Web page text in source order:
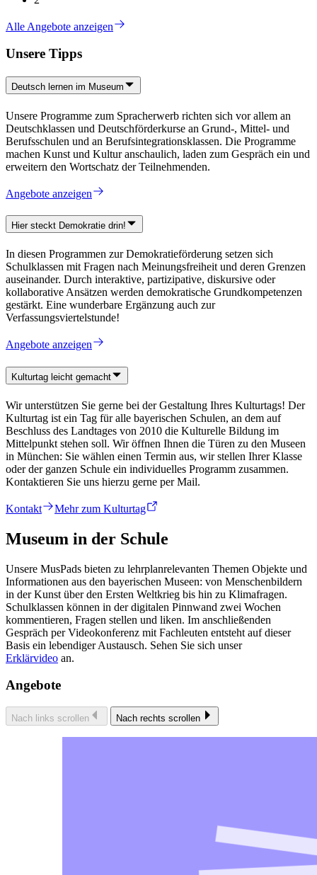
Alle Angebote anzeigen
Unsere Tipps
Deutsch lernen im Museum
Unsere Programme zum Spracherwerb richten sich vor allem an
Deutschklassen und Deutschförderkurse an Grund-, Mittel- und
Berufsschulen und an Berufsintegrationsklassen. Die Programme
machen Kunst und Kultur anschaulich, laden zum Gespräch ein und
erweitern den Wortschatz der Teilnehmenden.
Angebote anzeigen
Hier steckt Demokratie drin!
In diesen Programmen zur Demokratieförderung setzen sich
Schulklassen mit Fragen nach Meinungsfreiheit und deren Grenzen
auseinander. Durch interaktive, partizipative, diskursive oder
kollaborative Ansätzen werden demokratische Grundkompetenzen
gestärkt. Eine wunderbare Ergänzung auch zur
Verfassungsviertelstunde!
Angebote anzeigen
Kulturtag leicht gemacht
Wir unterstützen Sie gerne bei der Gestaltung Ihres Kulturtags! Der
Kulturtag ist ein Tag für alle bayerischen Schulen, an dem auf
Beschluss des Landtages von 2010 die Kulturelle Bildung im
Mittelpunkt stehen soll. Wir öffnen Ihnen die Türen zu den Museen
in München: Sie wählen einen Termin aus, wir stellen Ihrer Klasse
oder der ganzen Schule ein individuelles Programm zusammen.
Kontaktieren Sie uns hierzu gerne per Mail.
Kontakt Mehr zum Kulturtag
Museum in der Schule
Unsere MusPads bieten zu lehrplanrelevanten Themen Objekte und
Informationen aus den bayerischen Museen: von Menschenbildern
in der Kunst über den Ersten Weltkrieg bis hin zu Klimafragen.
Schulklassen können in der digitalen Pinnwand zwei Wochen
kommentieren, Fragen stellen und liken. Im anschließenden
Gespräch per Videokonferenz mit Fachleuten entsteht auf dieser
Basis ein lebendiger Austausch. Sehen Sie sich unser
Erklärvideo an.
Angebote
Nach links scrollen Nach rechts scrollen